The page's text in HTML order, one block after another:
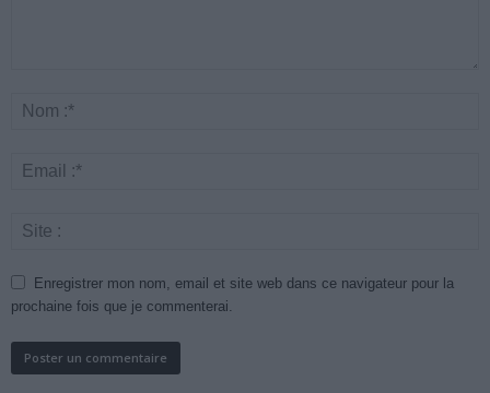
Enregistrer mon nom, email et site web dans ce navigateur pour la
prochaine fois que je commenterai.